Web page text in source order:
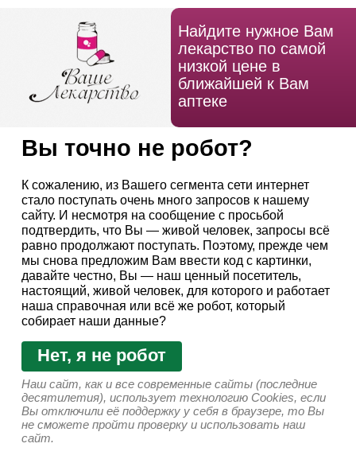
Найдите нужное Вам
лекарство по самой
низкой цене в
ближайшей к Вам
аптеке
Вы точно не робот?
К сожалению, из Вашего сегмента сети интернет
стало поступать очень много запросов к нашему
сайту. И несмотря на сообщение с просьбой
подтвердить, что Вы — живой человек, запросы всё
равно продолжают поступать. Поэтому, прежде чем
мы снова предложим Вам ввести код с картинки,
давайте честно, Вы — наш ценный посетитель,
настоящий, живой человек, для которого и работает
наша справочная или всё же робот, который
собирает наши данные?
Нет, я не робот
Наш сайт, как и все современные сайты (последние
десятилетия), использует технологию Cookies, если
Вы отключили её поддержку у себя в браузере, то Вы
не сможете пройти проверку и использовать наш
сайт.